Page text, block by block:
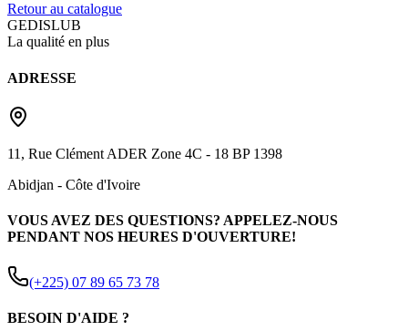
Retour au catalogue
GEDISLUB
La qualité en plus
ADRESSE
11, Rue Clément ADER Zone 4C - 18 BP 1398
Abidjan - Côte d'Ivoire
VOUS AVEZ DES QUESTIONS? APPELEZ-NOUS
PENDANT NOS HEURES D'OUVERTURE!
(+225) 07 89 65 73 78
BESOIN D'AIDE ?